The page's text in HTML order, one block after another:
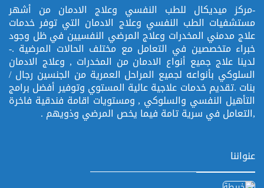
-مركز ميديكال للطب النفسي وعلاج الادمان من أشهر
مستشفيات الطب النفسي وعلاج الادمان التي توفر خدمات
علاج مدمني المخدرات وعلاج المرضي النفسيين في ظل وجود
خبراء متخصصين في التعامل مع مختلف الحالات المرضية .-
لدينا علاج جميع أنواع الادمان من المخدرات , وعلاج الادمان
السلوكي بأنواعه لجميع المراحل العمرية من الجنسين رجال /
بنات .تقديم خدمات علاجية عالية المستوي وتوفير أفضل برامج
التأهيل النفسي والسلوكي , ومستويات اقامة فندقية فاخرة
,التعامل في سرية تامة فيما يخص المرضي وذويهم .
عنواننا